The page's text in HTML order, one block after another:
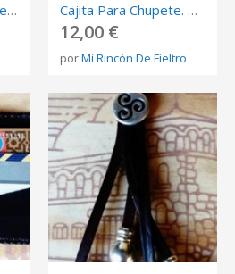
Neceser Íntimo. Neceser Para Compresas. Neceser Para Tampones Cajita Para Chupete. Porta Chupete
12,00 €
porMi Rincón De Fieltro